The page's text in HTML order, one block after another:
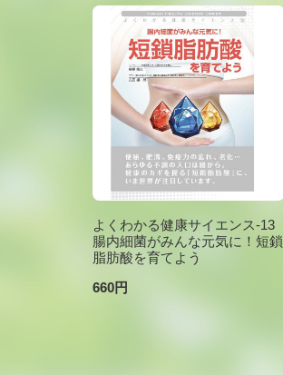
よくわかる健康サイエンス-13
腸内細菌がみんな元気に！短鎖
脂肪酸を育てよう
660円